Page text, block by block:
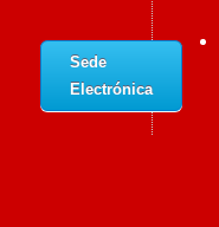
Sede
Electrónica